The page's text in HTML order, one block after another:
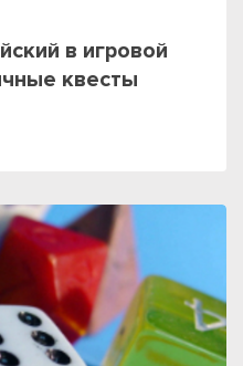
в игровой
квесты